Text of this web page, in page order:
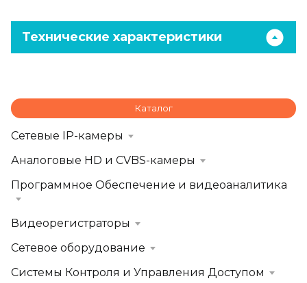
Технические характеристики
Каталог
Сетевые IP-камеры
Аналоговые HD и CVBS-камеры
Программное Обеспечение и видеоаналитика
Видеорегистраторы
Сетевое оборудование
Системы Контроля и Управления Доступом